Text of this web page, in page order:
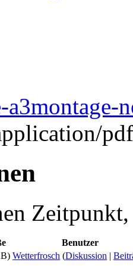
a3montage-
pdf
Zeitpunkt,
Benutzer
Wetterfrosch (Diskussion |